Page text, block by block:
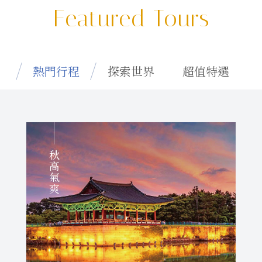
Featured Tours
熱門行程 探索世界 超值特選
秋高氣爽